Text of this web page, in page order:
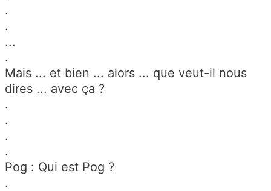
.
.
...
.
Mais ... et bien ... alors ... que veut-il nous
dires ... avec ça ?
.
.
.
.
Pog : Qui est Pog ?
.